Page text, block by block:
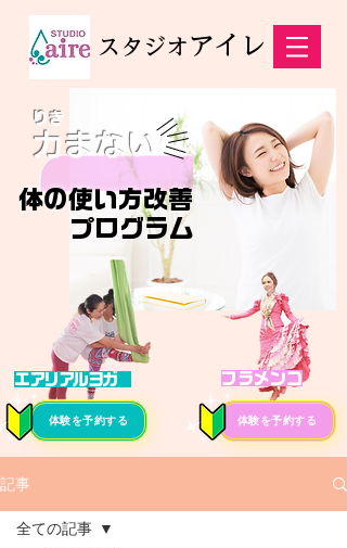
スタジオアイレ
エアリアルヨガ
体験を予約する
フラメンコ
体験を予約する
体の使い方改善
プログラム
力まない
りき
記事
全ての記事